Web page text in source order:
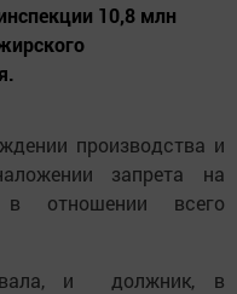
10,8 млн
производства и
запрета на
в отношении всего
и должник, в